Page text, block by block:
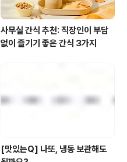
사무실 간식 추천: 직장인이 부담
없이 즐기기 좋은 간식 3가지
[맛있는Q] 나또, 냉동 보관해도